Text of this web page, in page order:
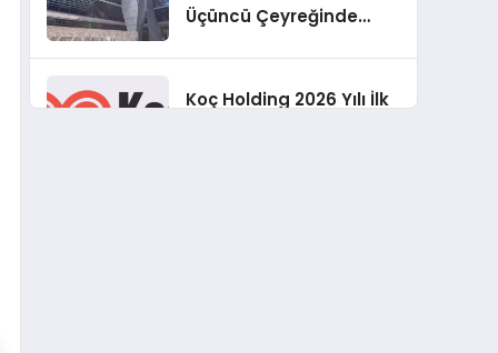
Üçüncü Çeyreğinde
Beklentisi
Koç Holding 2026 Yılı İlk